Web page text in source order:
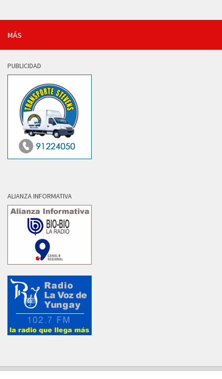
MÁS
PUBLICIDAD
ALIANZA INFORMATIVA